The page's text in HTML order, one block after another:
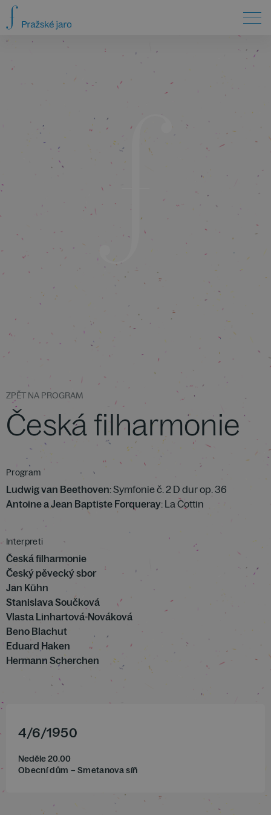
ZPĚT NA PROGRAM
Česká filharmonie
Program
Ludwig van Beethoven: Symfonie č. 2 D dur op. 36
Antoine a Jean Baptiste Forqueray: La Cottin
Interpreti
Česká filharmonie
Český pěvecký sbor
Jan Kühn
Stanislava Součková
Vlasta Linhartová-Nováková
Beno Blachut
Eduard Haken
Hermann Scherchen
4/6/1950
Neděle 20.00
Obecní dům – Smetanova síň